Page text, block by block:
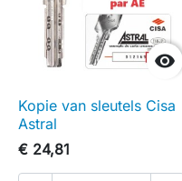

Kopie van sleutels Cisa
Astral
€ 24,81